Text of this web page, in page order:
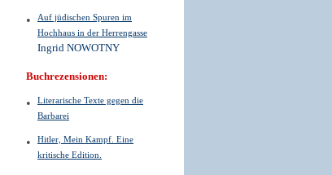
Auf jüdischen Spuren im
Hochhaus in der Herrengasse
Ingrid NOWOTNY
Buchrezensionen:
Literarische Texte gegen die
Barbarei
Hitler, Mein Kampf. Eine
kritische Edition.